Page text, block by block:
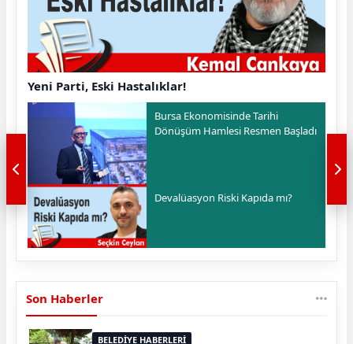
Yeni Parti, Eski Hastalıklar!
Bursa Ekonomisinde Tarihi
Dönüşüm Hamlesi Resmen Başladı
Devalüasyon Riski Kapıda mı?
Son Haberler
BELEDİYE HABERLERİ